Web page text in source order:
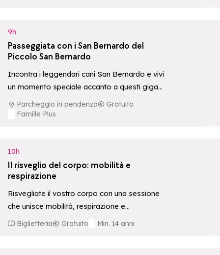
9h
Passeggiata con i San Bernardo del
Piccolo San Bernardo
Incontra i leggendari cani San Bernardo e vivi
un momento speciale accanto a questi giganti
dal cuore tenero, con possibilità…
Parcheggio in pendenza
Gratuito
Famille Plus
10h
Il risveglio del corpo: mobilità e
respirazione
Risvegliate il vostro corpo con una sessione
che unisce mobilità, respirazione e
potenziamento muscolare leggero nello
Biglietteria Gratuito
Min. 14 anni